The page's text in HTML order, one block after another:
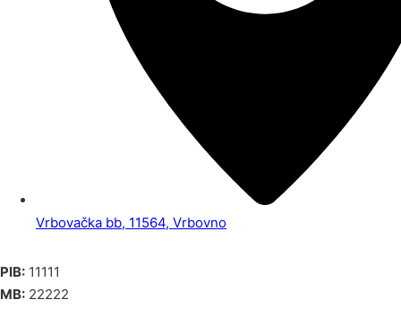
Vrbovačka bb, 11564, Vrbovno
PIB: 11111
MB: 22222